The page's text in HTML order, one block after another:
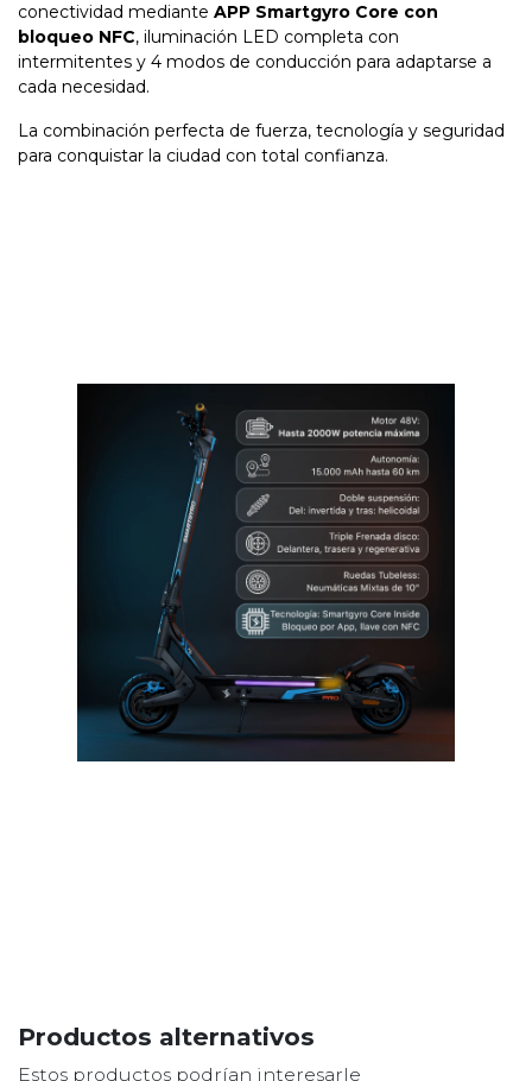
conectividad mediante APP Smartgyro Core con
bloqueo NFC, iluminación LED completa con
intermitentes y 4 modos de conducción para adaptarse a
cada necesidad.
La combinación perfecta de fuerza, tecnología y seguridad
para conquistar la ciudad con total confianza.
Productos alternativos
Estos productos podrían interesarle